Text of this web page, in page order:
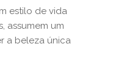
estilo de vida
assumem um
a beleza única